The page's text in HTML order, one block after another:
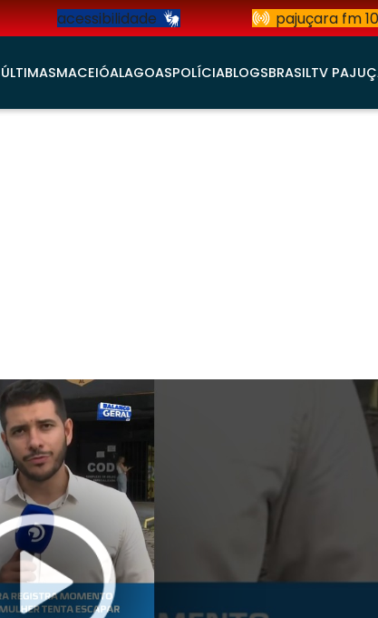
acessibilidade pajuçara fm
ÚLTIMASMACEIÓALAGOASPOLÍCIABLOGSBRASILTV